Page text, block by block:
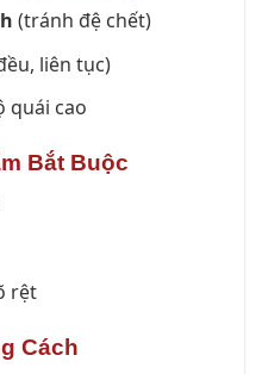
(tránh đệ chết)
liên tục)
quái cao
Bắt Buộc
rệt
Cách